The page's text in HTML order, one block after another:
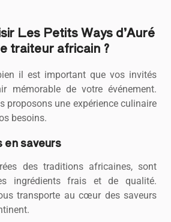
Les Petits Ways d’Auré
traiteur africain ?
il est important que vos invités
mémorable de votre événement.
proposons une expérience culinaire
besoins.
en saveurs
des traditions africaines, sont
ingrédients frais et de qualité.
transporte au cœur des saveurs